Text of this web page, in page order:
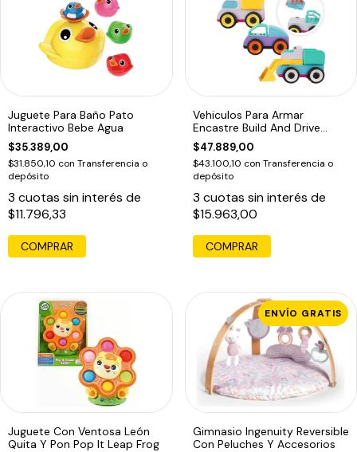
Juguete Para Baño Pato
Interactivo Bebe Agua
$35.389,00
$31.850,10 con Transferencia o
depósito
3 cuotas sin interés de
$11.796,33
COMPRAR
Vehiculos Para Armar
Encastre Build And Drive
Bebes Playgro
$47.889,00
$43.100,10 con Transferencia o
depósito
3 cuotas sin interés de
$15.963,00
Juguete Con Ventosa León
Quita Y Pon Pop It Leap Frog
ENVÍO GRATIS
Gimnasio Ingenuity Reversible
Con Peluches Y Accesorios